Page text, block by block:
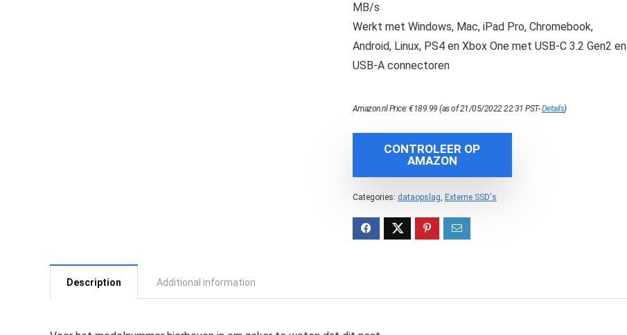
MB/s
Werkt met Windows, Mac, iPad Pro, Chromebook,
Android, Linux, PS4 en Xbox One met USB-C 3.2 Gen2 en
USB-A connectoren
Amazon.nl Price:€189.99 (as of 21/05/2022 22:31 PST-Details)
CONTROLEER OP
AMAZON
Categories: dataopslag, Externe SSD's
Description Additional information